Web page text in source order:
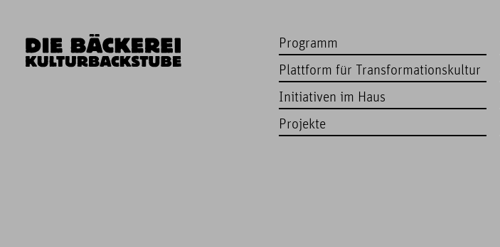
Programm
Plattform für Transformationskultur
Initiativen im Haus
Projekte